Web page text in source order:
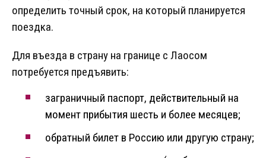
определить точный срок, на который планируется
поездка.
Для въезда в страну на границе с Лаосом
потребуется предъявить:
заграничный паспорт, действительный на
момент прибытия шесть и более месяцев;
обратный билет в Россию или другую страну;